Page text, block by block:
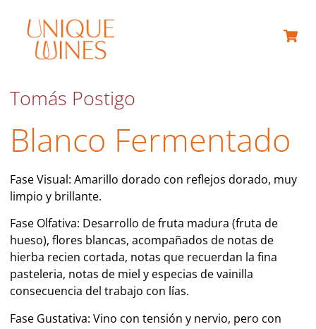
Tomás Postigo
Blanco Fermentado
Fase Visual: Amarillo dorado con reflejos dorado, muy
limpio y brillante.
Fase Olfativa: Desarrollo de fruta madura (fruta de
hueso), flores blancas, acompañados de notas de
hierba recien cortada, notas que recuerdan la fina
pasteleria, notas de miel y especias de vainilla
consecuencia del trabajo con lías.
Fase Gustativa: Vino con tensión y nervio, pero con